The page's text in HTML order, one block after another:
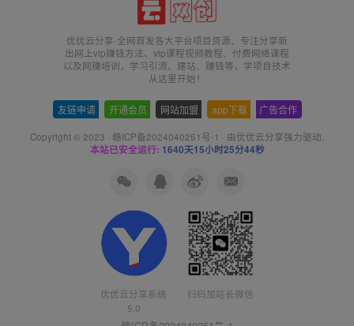
优优云分享-全网首发各大平台项目资源、专注分享新
出网上vip赚钱方法、vip课程视频教程、付费网络课程
以及网赚培训，学习引流、建站、赚钱等，学项目技术
从这里开始！
友链申请 开通会员 网站加盟 app下载 广告合作
Copyright © 2023 · 赣ICP备2024040251号-1 · 由优优云分享强力驱动.
本站已安全运行: 1640天15小时25分44秒
优优云分享系统
5.0
扫码加站长微信